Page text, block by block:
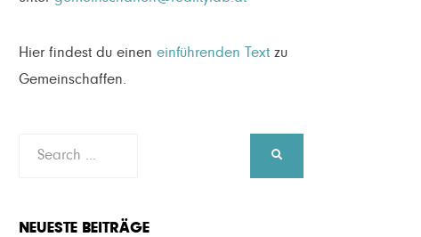
Hier findest du einen einführenden Text zu
Gemeinschaffen.
Search
NEUESTE BEITRÄGE